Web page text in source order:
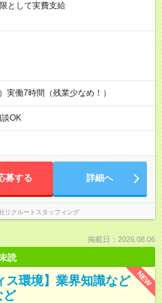
として実費支給
実働7時間（残業少なめ！）
OK
募する 詳細へ
リクルートスタッフィング
掲載日：2026.08.06
読
NEW
ス環境】業界知識など
ど